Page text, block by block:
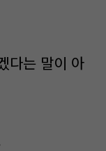
다는 말이 아